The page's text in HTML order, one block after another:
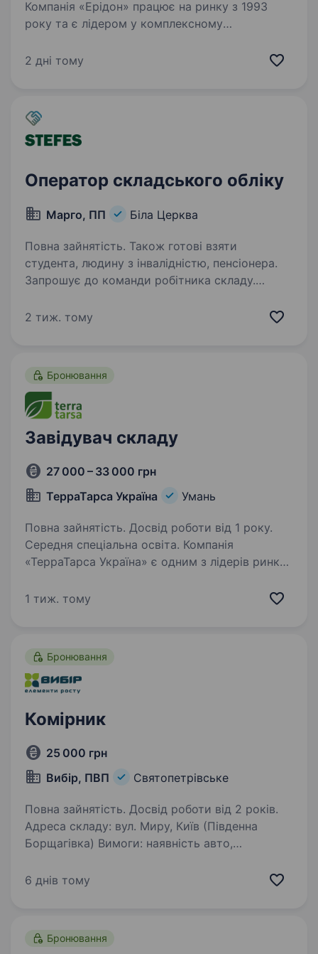
Компанія «Ерідон» працює на ринку з 1993
року та є лідером у комплексному
підприємств України. Ми пропонуємо широкий
2 дні тому
Оператор складського обліку
Марго, ПП Біла Церква
Повна зайнятість. Також готові взяти
студента, людину з інвалідністю, пенсіонера.
Запрошує до команди робітника складу.
відвантаження товару; комплектація
2 тиж. тому
Бронювання
Завідувач складу
27 000 – 33 000 грн
ТерраТарса Україна
Умань
Повна зайнятість. Досвід роботи від 1 року.
Середня спеціальна освіта. Компанія
«ТерраТарса Україна» є одним з лідерів ринку
України. Компанія стабільно розвивається
1 тиж. тому
Бронювання
Комірник
25 000 грн
Вибір, ПВП
Святопетрівське
Повна зайнятість. Досвід роботи від 2 років.
Адреса складу: вул. Миру, Київ (Південна
Борщагівка) Вимоги: наявність авто,
витривалість; знання документообороту,
6 днів тому
Бронювання